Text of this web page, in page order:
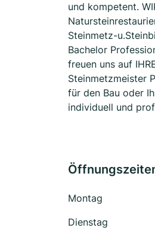
und kompetent.
Steinmetz-
Bachelor
freuen uns auf
Steinmetzmeister
für den Bau oder
individuell und
Montag
Dienstag